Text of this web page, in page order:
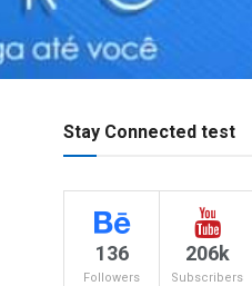
Stay Connected test
136
Followers
206k
Subscribers